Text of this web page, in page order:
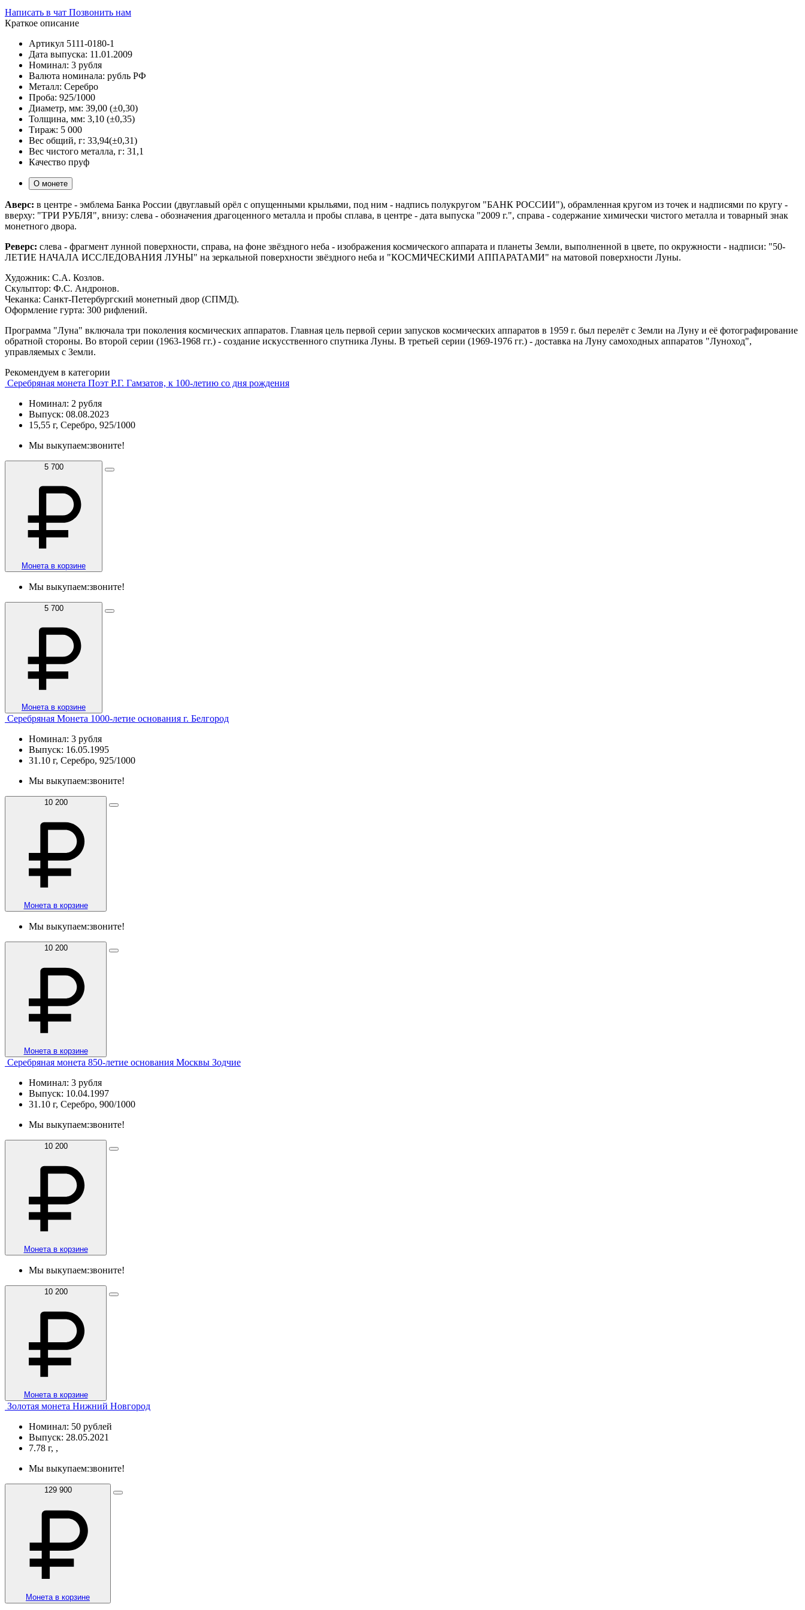
Написать в чат Позвонить нам
Краткое описание
Артикул 5111-0180-1
Дата выпуска: 11.01.2009
Номинал: 3 рубля
Валюта номинала: рубль РФ
Металл: Серебро
Проба: 925/1000
Диаметр, мм: 39,00 (±0,30)
Толщина, мм: 3,10 (±0,35)
Тираж: 5 000
Вес общий, г: 33,94(±0,31)
Вес чистого металла, г: 31,1
Качество пруф
О монете
Аверс: в центре - эмблема Банка России (двуглавый орёл с опущенными крыльями, под ним - надпись полукругом "БАНК РОССИИ"), обрамленная кругом из точек и надписями по кругу -
вверху: "ТРИ РУБЛЯ", внизу: слева - обозначения драгоценного металла и пробы сплава, в центре - дата выпуска "2009 г.", справа - содержание химически чистого металла и товарный знак
монетного двора.
Реверс: слева - фрагмент лунной поверхности, справа, на фоне звёздного неба - изображения космического аппарата и планеты Земли, выполненной в цвете, по окружности - надписи: "50-
ЛЕТИЕ НАЧАЛА ИССЛЕДОВАНИЯ ЛУНЫ" на зеркальной поверхности звёздного неба и "КОСМИЧЕСКИМИ АППАРАТАМИ" на матовой поверхности Луны.
Художник: С.А. Козлов.
Скульптор: Ф.С. Андронов.
Чеканка: Санкт-Петербургский монетный двор (СПМД).
Оформление гурта: 300 рифлений.
Программа "Луна" включала три поколения космических аппаратов. Главная цель первой серии запусков космических аппаратов в 1959 г. был перелёт с Земли на Луну и её фотографирование
обратной стороны. Во второй серии (1963-1968 гг.) - создание искусственного спутника Луны. В третьей серии (1969-1976 гг.) - доставка на Луну самоходных аппаратов "Луноход",
управляемых с Земли.
Рекомендуем в категории
Серебряная монета Поэт Р.Г. Гамзатов, к 100-летию со дня рождения
Номинал: 2 рубля
Выпуск: 08.08.2023
15,55 г, Серебро, 925/1000
Мы выкупаем:звоните!
5 700
Монета в корзине
Мы выкупаем:звоните!
5 700
Монета в корзине
Серебряная Монета 1000-летие основания г. Белгород
Номинал: 3 рубля
Выпуск: 16.05.1995
31.10 г, Серебро, 925/1000
Мы выкупаем:звоните!
10 200
Монета в корзине
Мы выкупаем:звоните!
10 200
Монета в корзине
Серебряная монета 850-летие основания Москвы Зодчие
Номинал: 3 рубля
Выпуск: 10.04.1997
31.10 г, Серебро, 900/1000
Мы выкупаем:звоните!
10 200
Монета в корзине
Мы выкупаем:звоните!
10 200
Монета в корзине
Золотая монета Нижний Новгород
Номинал: 50 рублей
Выпуск: 28.05.2021
7.78 г, ,
Мы выкупаем:звоните!
129 900
Монета в корзине